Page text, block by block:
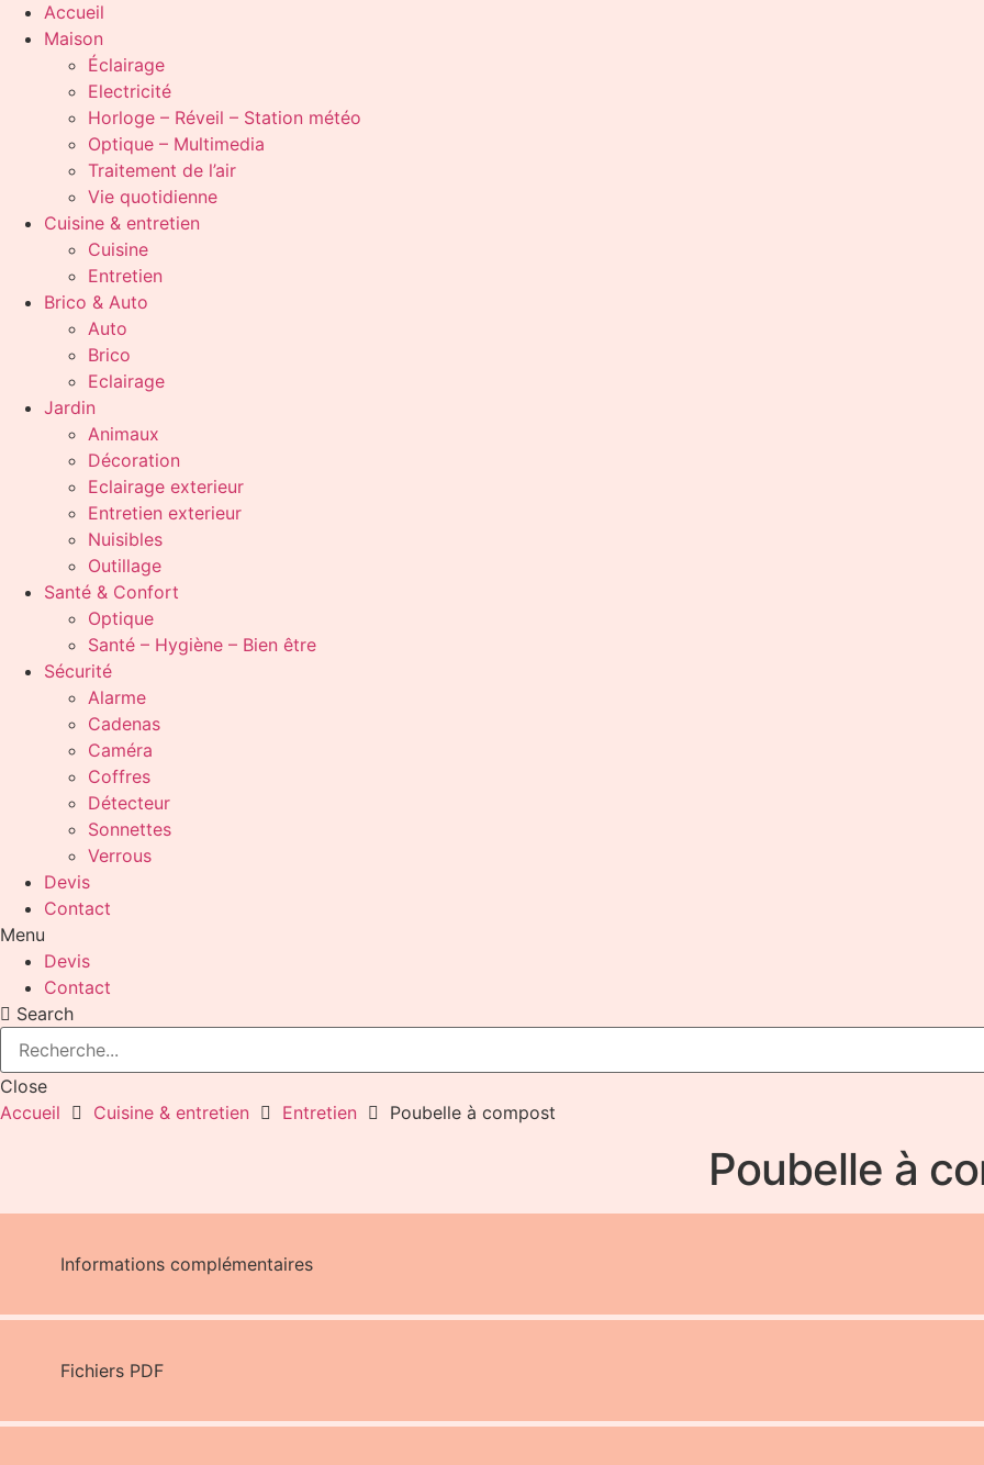
Accueil
Maison
Éclairage
Electricité
Horloge – Réveil – Station météo
Optique – Multimedia
Traitement de l’air
Vie quotidienne
Cuisine & entretien
Cuisine
Entretien
Brico & Auto
Auto
Brico
Eclairage
Jardin
Animaux
Décoration
Eclairage exterieur
Entretien exterieur
Nuisibles
Outillage
Santé & Confort
Optique
Santé – Hygiène – Bien être
Sécurité
Alarme
Cadenas
Caméra
Coffres
Détecteur
Sonnettes
Verrous
Devis
Contact
Menu
Devis
Contact
Search
Close
Accueil
Cuisine & entretien Entretien Poubelle à compost
Poubelle à
Informations complémentaires
Fichiers PDF